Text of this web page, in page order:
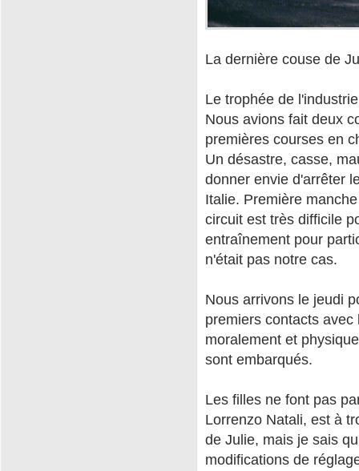
La dernière couse de
Le trophée de
Nous avions fait deux
premières courses en
Un désastre, casse,
donner envie d'arrêter
Italie. Première
circuit est très difficile
entraînement pour
n'était pas notre cas.
Nous arrivons le jeudi
premiers contacts
moralement et
sont embarqués.
Les filles ne font pas
Lorrenzo Natali, est à
de Julie, mais je sais
modifications de